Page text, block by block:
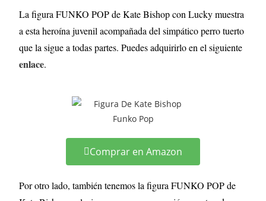
La figura FUNKO POP de Kate Bishop con Lucky muestra
a esta heroína juvenil acompañada del simpático perro tuerto
que la sigue a todas partes. Puedes adquirirlo en el siguiente
enlace.
Comprar en Amazon
Por otro lado, también tenemos la figura FUNKO POP de